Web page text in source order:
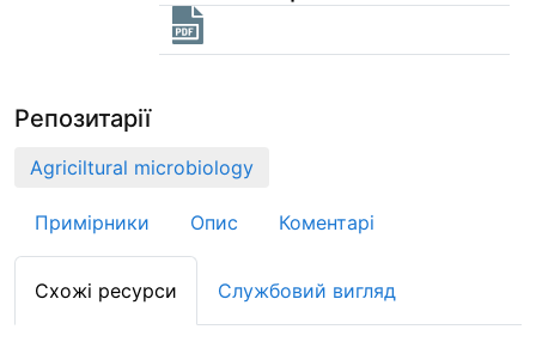
Репозитарії
Agriciltural microbiology
Примірники Опис Коментарі
Схожі ресурси Службовий вигляд